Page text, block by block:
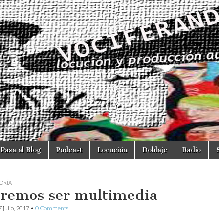
Pasa al Blog Podcast Locución Doblaje Radio
ser multimedia
julio, 2017 • 0 Comments